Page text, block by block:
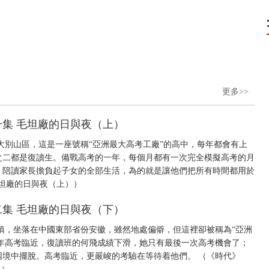
更多>>
毛坦廠的日與夜（上）
山區，這是一座號稱“亞洲最大高考工廠”的高中，每年都會有上
都是復讀生。備戰高考的一年，每個月都有一次完全模擬高考的月
讀家長擔負起子女的全部生活，為的就是讓他們把所有時間都用於
廠的日與夜（上））
毛坦廠的日與夜（下）
坐落在中國東部省份安徽，雖然地處偏僻，但這裡卻被稱為“亞洲
高考臨近，復讀班的何飛成績下滑，她只有最後一次高考機會了；
中擺脫。高考臨近，更嚴峻的考驗在等待着他們。 （《時代》